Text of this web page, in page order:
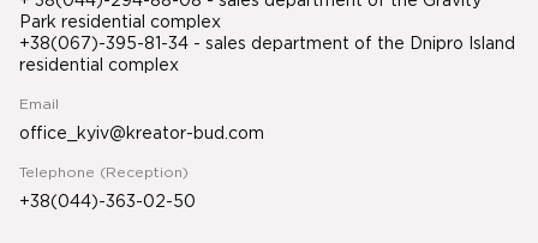
Park residential complex
+38(067)-395-81-34 - sales department of the Dnipro Island
residential complex
Email
office_kyiv@kreator-bud.com
Telephone (Reception)
+38(044)-363-02-50